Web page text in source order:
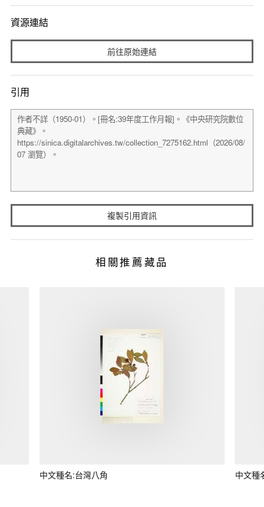
資源連結
前往原始連結
引用
複製引用資訊
相關推薦藏品
中文種名:台灣八角 中文種